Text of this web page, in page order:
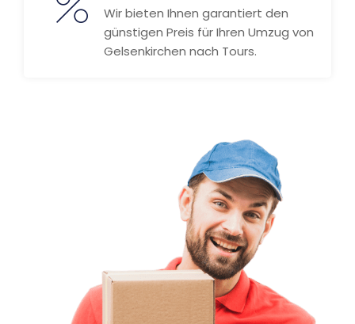
Wir bieten Ihnen garantiert den
günstigen Preis für Ihren Umzug von
Gelsenkirchen nach Tours.